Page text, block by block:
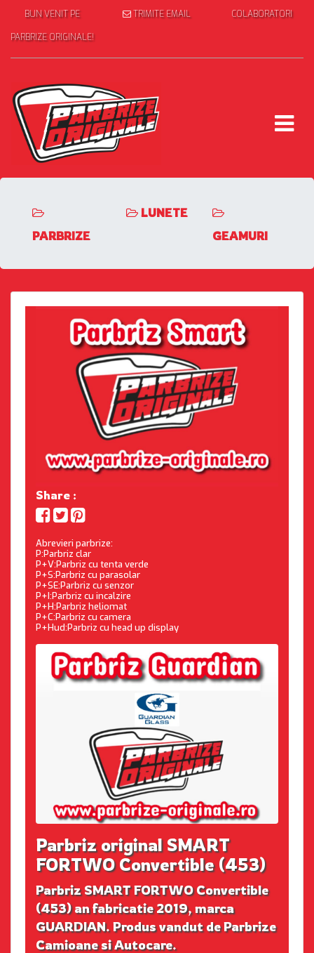
BUN VENIT PE
PARBRIZE ORIGINALE!
TRIMITE EMAIL COLABORATORI
PARBRIZE
LUNETE
GEAMURI
Share :
Abrevieri parbrize:
P:Parbriz clar
P+V:Parbriz cu tenta verde
P+S:Parbriz cu parasolar
P+SE:Parbriz cu senzor
P+I:Parbriz cu incalzire
P+H:Parbriz heliomat
P+C:Parbriz cu camera
P+Hud:Parbriz cu head up display
Parbriz original SMART
FORTWO Convertible (453)
Parbriz SMART FORTWO Convertible
(453) an fabricatie 2019, marca
GUARDIAN. Produs vandut de Parbrize
Camioane si Autocare.